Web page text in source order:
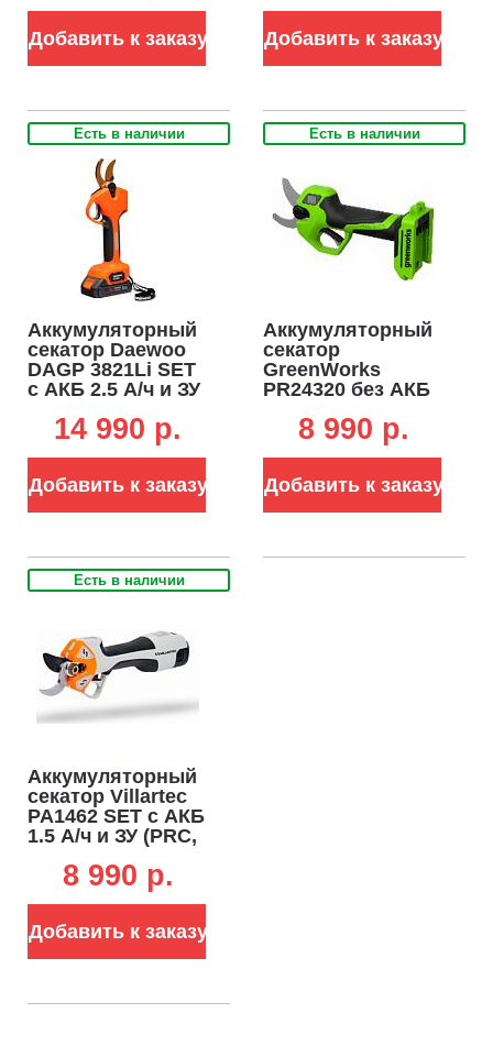
пыли и влаги.
Добавить к заказу Добавить к заказу
Есть в наличии
Аккумуляторный
секатор Daewoo
DAGP 3821Li SET
с АКБ 2.5 А/ч и ЗУ
диаметр среза 38
14 990 p.
Добавить к заказу
Есть в наличии
Аккумуляторный
секатор
GreenWorks
PR24320 без АКБ
диаметр среза 32
8 990 p.
Добавить к заказу
Есть в наличии
Аккумуляторный
секатор Villartec
PA1462 SET с АКБ
1.5 А/ч и ЗУ (PRC,
ветки до 30 мм,
без кейса, 1.0 кг)
8 990 p.
Добавить к заказу